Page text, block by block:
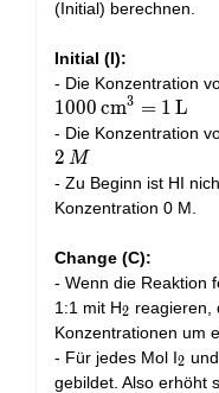
(Initial) berechnen.
Initial (I):
- Die Konzentration
1000 cm3 = 1 L
- Die Konzentration
2 M
- Zu Beginn ist HI
Konzentration 0 M.
Change (C):
- Wenn die Reaktion
1:1 mit H_2
2 reagieren,
Konzentrationen um
- Für jedes Mol I_2
2
gebildet. Also erhöht